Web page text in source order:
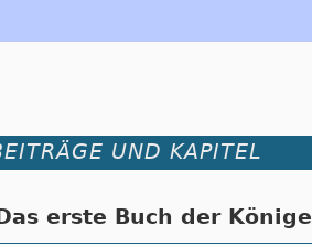
UND KAPITEL
Das erste Buch der Könige